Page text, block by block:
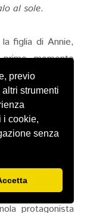
previo
strumenti
i cookie,
senza
al sole.
figlia di Annie,
momento
a Saint
Wood (che
interpreterà
, un ruolo molto
tra due
di etnia), ma
a Susan
figlia
protagonista